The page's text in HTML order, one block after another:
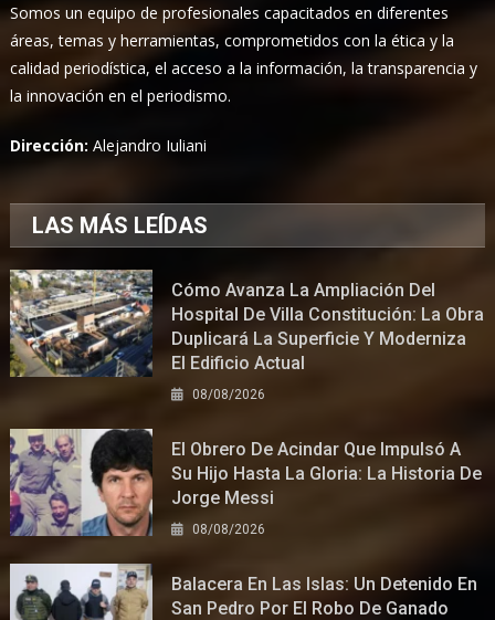
Somos un equipo de profesionales capacitados en diferentes
áreas, temas y herramientas, comprometidos con la ética y la
calidad periodística, el acceso a la información, la transparencia y
la innovación en el periodismo.
Dirección:Alejandro Iuliani
LAS MÁS LEÍDAS
Cómo Avanza La Ampliación Del
Hospital De Villa Constitución: La Obra
Duplicará La Superficie Y Moderniza
El Edificio Actual
08/08/2026
El Obrero De Acindar Que Impulsó A
Su Hijo Hasta La Gloria: La Historia De
Jorge Messi
08/08/2026
Balacera En Las Islas: Un Detenido En
San Pedro Por El Robo De Ganado